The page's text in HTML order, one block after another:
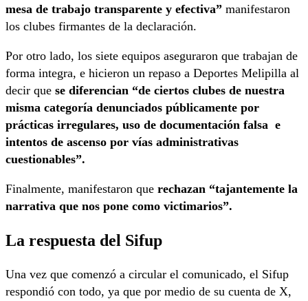
mesa de trabajo transparente y efectiva” manifestaron
los clubes firmantes de la declaración.
Por otro lado, los siete equipos aseguraron que trabajan de
forma integra, e hicieron un repaso a Deportes Melipilla al
decir que se diferencian “de ciertos clubes de nuestra
misma categoría denunciados públicamente por
prácticas irregulares, uso de documentación falsa e
intentos de ascenso por vías administrativas
cuestionables”.
Finalmente, manifestaron que rechazan “tajantemente la
narrativa que nos pone como victimarios”.
La respuesta del Sifup
Una vez que comenzó a circular el comunicado, el Sifup
respondió con todo, ya que por medio de su cuenta de X,